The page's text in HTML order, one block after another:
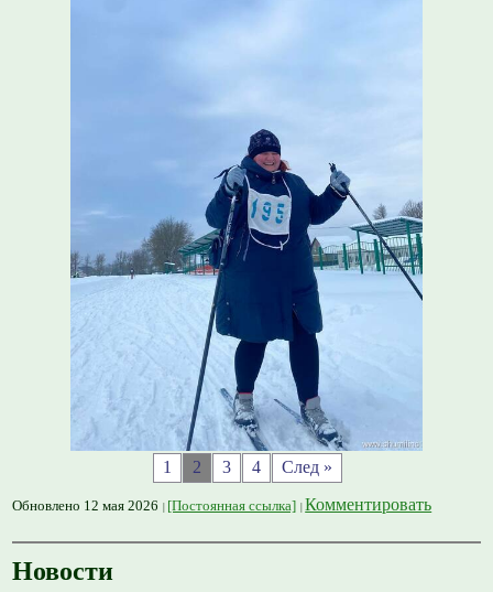
1 2 3 4 След »
Обновлено 12 мая 2026 [Постоянная ссылка] Комментировать
Новости